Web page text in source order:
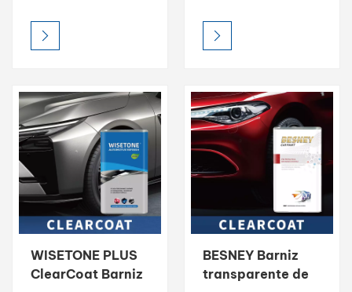
ofrece un alto brillo,
una croma intensa y
convierte en la opción
ideal para la
igualación de color
profesional. Diseñado
para una fácil mezcla
y resultados
uniformes, cada tóner
está formulado para
una compatibilidad
óptima en los
croma intensa y una
precisión de color
ideal para la
igualación de color
profesional. Diseñado
para una fácil mezcla
y resultados
uniformes, permite a
los pintores lograr una
reproducción de color
perfecta en todo
momento.
WISETONE PLUS
ClearCoat Barniz
BESNEY Barniz
transparente de